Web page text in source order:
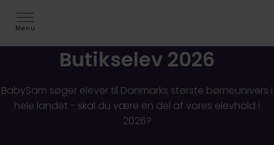
Menu
Butikselev 2026
BabySam søger elever til Danmarks største børneunivers i
hele landet - skal du være en del af vores elevhold i
2026?